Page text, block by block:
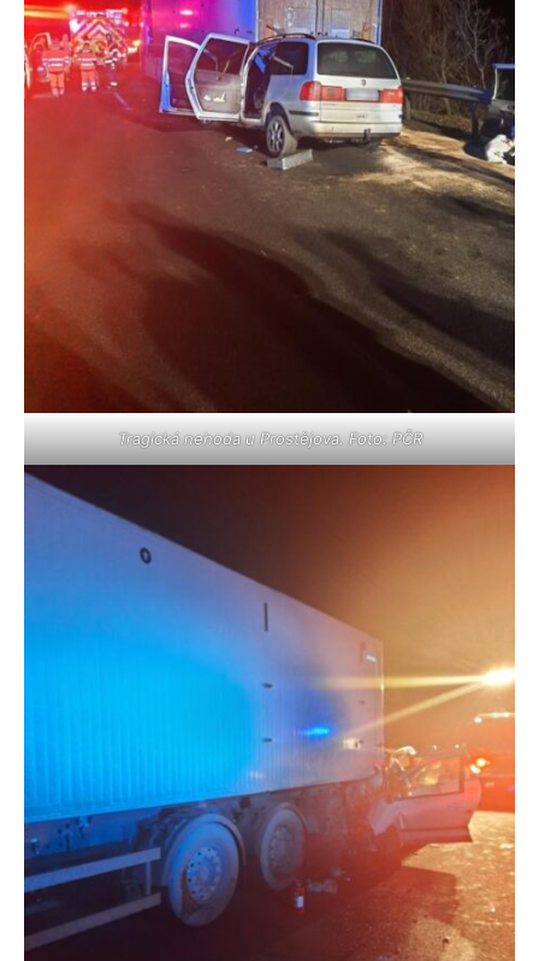
Tragická nehoda u Prostějova. Foto: PČR